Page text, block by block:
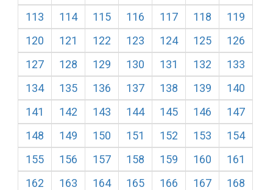
113
114 115 116 117 118
119
120
121 122 123 124 125
126
127
128 129 130 131 132
133
134
135 136 137 138 139
140
141
142 143 144 145 146
147
148
149 150 151 152 153
154
155
156 157 158 159 160
161
162
163 164 165 166 167
168